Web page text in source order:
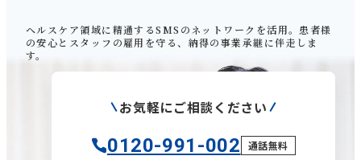
ヘルスケア領域に精通するSMSのネットワークを活用。患者様
の安心と スタッフの雇用を守る、納得の事業承継に伴走しま
す。
お気軽にご相談ください
0120-991-002 通話無料